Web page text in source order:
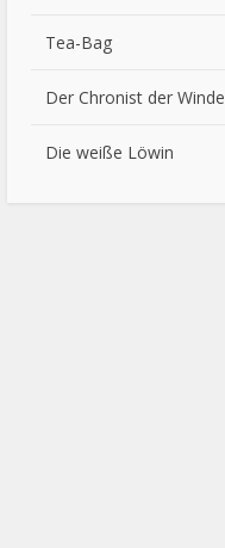
Tea-Bag
Der Chronist der Winde
Die weiße Löwin